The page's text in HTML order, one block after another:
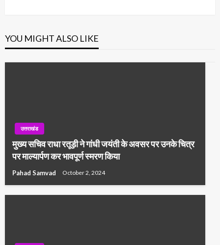
YOU MIGHT ALSO LIKE
उत्तराखंड
मुख्य सचिव राधा रतूड़ी ने गांधी जयंती के अवसर पर उनके चित्र
पर माल्यार्पण कर भावपूर्ण स्मरण किया
Pahad Samvad October 2, 2024